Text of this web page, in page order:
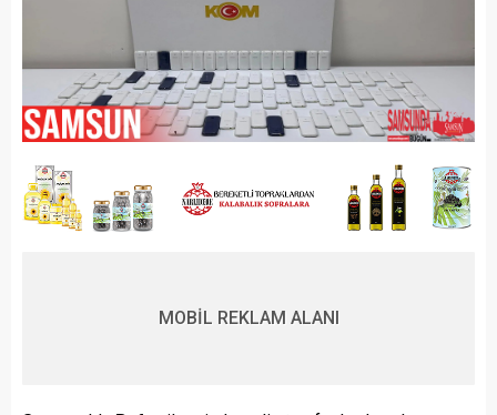
MOBİL REKLAM ALANI